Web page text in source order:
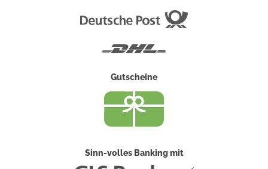
Gutscheine
Sinn-volles Banking mit